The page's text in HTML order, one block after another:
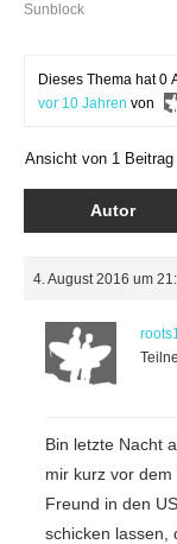
Sunblock
Dieses Thema hat 0
vor 10 Jahren von
Ansicht von 1
Autor
4. August 2016 um
Bin letzte Nacht
mir kurz vor
Freund in den
schicken lassen,